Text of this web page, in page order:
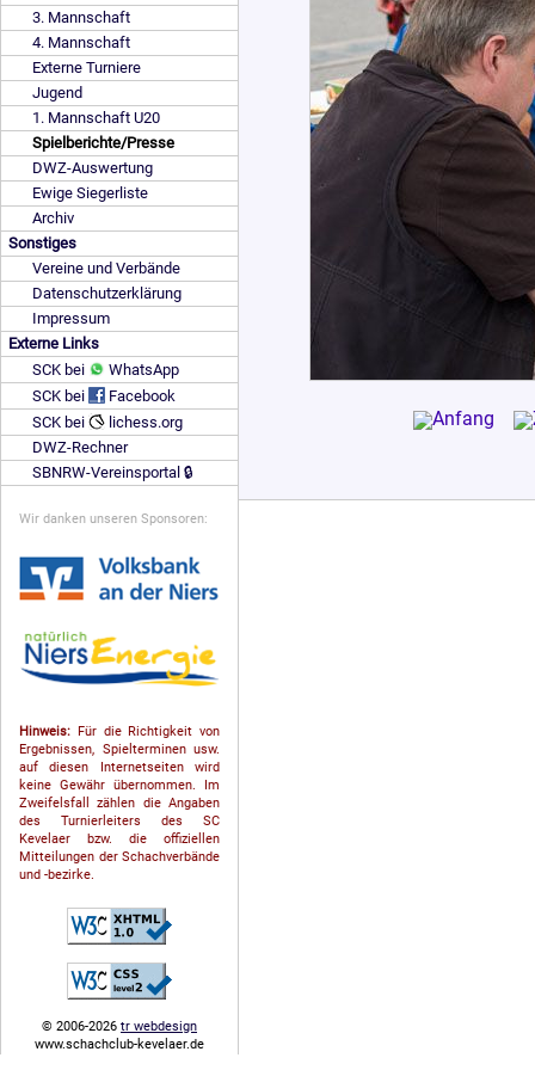
3. Mannschaft
4. Mannschaft
Externe Turniere
Jugend
1. Mannschaft U20
Spielberichte/Presse
DWZ-Auswertung
Ewige Siegerliste
Archiv
Sonstiges
Vereine und Verbände
Datenschutzerklärung
Impressum
Externe Links
SCK bei
WhatsApp
SCK bei
Facebook
SCK bei
lichess.org
DWZ-Rechner
SBNRW-Vereinsportal 🔒
Wir danken unseren Sponsoren:
Hinweis: Für die Richtigkeit von
Ergebnissen, Spielterminen usw.
auf diesen Internetseiten wird
keine Gewähr übernommen. Im
Zweifelsfall zählen die Angaben
des Turnierleiters des SC
Kevelaer bzw. die offiziellen
Mitteilungen der Schach­ver­bände
und -bezirke.
© 2006-2026 tr webdesign
www.schachclub-kevelaer.de